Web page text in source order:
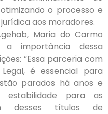
o processo e
aos moradores.
Maria do Carmo
a importância dessa
“Essa parceria com
é essencial para
parados há anos e
estabilidade para as
desses títulos de